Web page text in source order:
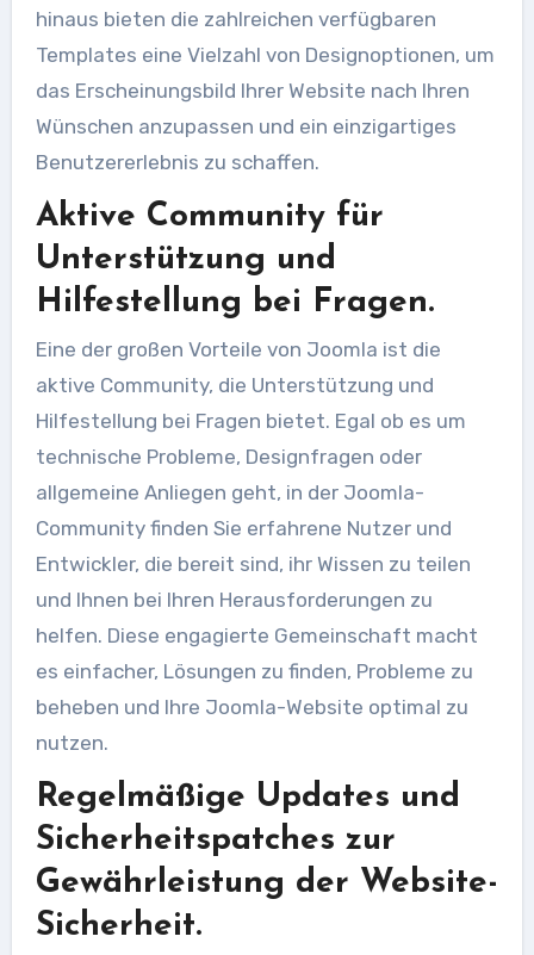
hinaus bieten die zahlreichen verfügbaren
Templates eine Vielzahl von Designoptionen, um
das Erscheinungsbild Ihrer Website nach Ihren
Wünschen anzupassen und ein einzigartiges
Benutzererlebnis zu schaffen.
Aktive Community für
Unterstützung und
Hilfestellung bei Fragen.
Eine der großen Vorteile von Joomla ist die
aktive Community, die Unterstützung und
Hilfestellung bei Fragen bietet. Egal ob es um
technische Probleme, Designfragen oder
allgemeine Anliegen geht, in der Joomla-
Community finden Sie erfahrene Nutzer und
Entwickler, die bereit sind, ihr Wissen zu teilen
und Ihnen bei Ihren Herausforderungen zu
helfen. Diese engagierte Gemeinschaft macht
es einfacher, Lösungen zu finden, Probleme zu
beheben und Ihre Joomla-Website optimal zu
nutzen.
Regelmäßige Updates und
Sicherheitspatches zur
Gewährleistung der Website-
Sicherheit.